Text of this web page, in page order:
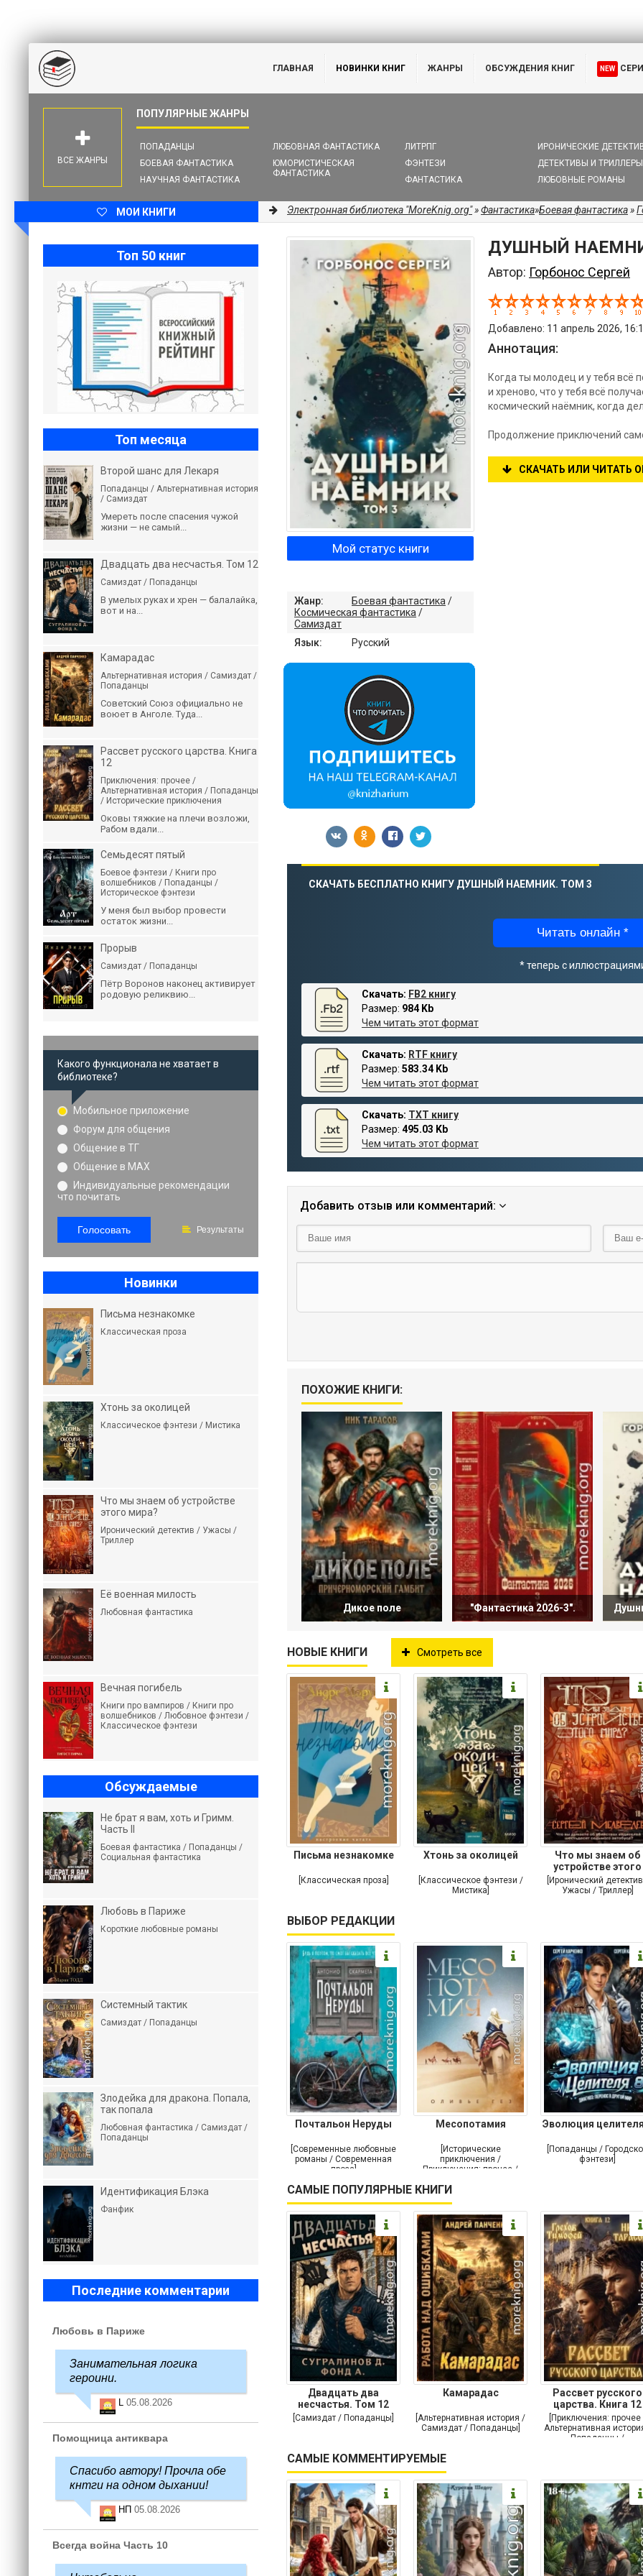
ГЛАВНАЯ НОВИНКИ КНИГ ЖАНРЫ ОБСУЖДЕНИЯ КНИГ NEW
ПОПАДАНЦЫ
БОЕВАЯ ФАНТАСТИКА
НАУЧНАЯ ФАНТАСТИКА
ЛЮБОВНАЯ ФАНТАСТИКА
ЮМОРИСТИЧЕСКАЯ
ФАНТАСТИКА
ЛИТРПГ
ФЭНТЕЗИ
ФАНТАСТИКА
ИРОНИЧЕСКИЕ
ДЕТЕКТИВЫ И ТРИЛЛЕРЫ
ЛЮБОВНЫЕ РОМАНЫ
ВСЕ ЖАНРЫ
МОИ КНИГИ Электронная библиотека "MoreKnig.org"»Фантастика»Боевая фантастика»
ДУШНЫЙ
Автор: Горбонос Сергей
Добавлено: 11 апрель 2026,
Аннотация:
Когда ты молодец и у тебя всё
и хреново, что у тебя всё
космический наёмник, когда
Продолжение приключений
СКАЧАТЬ ИЛИ ЧИТАТЬ
Мой статус книги
Жанр: Боевая фантастика/
Космическая фантастика/
Самиздат
Язык:
Русский
СКАЧАТЬ БЕСПЛАТНО КНИГУ ДУШНЫЙ НАЕМНИК. ТОМ 3
Читать онлайн *
* теперь с
Скачать: FB2 книгу
Размер: 984 Kb
Чем читать этот формат
Скачать: RTF книгу
Размер: 583.34 Kb
Чем читать этот формат
Скачать: TXT книгу
Размер: 495.03 Kb
Чем читать этот формат
Добавить отзыв или комментарий:
ПОХОЖИЕ КНИГИ:
Дикое поле "Фантастика 2026-3".
НОВЫЕ КНИГИ Смотреть все
Письма незнакомке
[Классическая проза]
Хтонь за околицей
[Классическое фэнтези /
Мистика]
Что мы знаем об
устройстве этого
мира?
[Иронический
Ужасы / Триллер]
ВЫБОР РЕДАКЦИИ
Почтальон Неруды
[Современные любовные
романы / Современная
проза]
Месопотамия
[Исторические
приключения /
Приключения: прочее /
Историческая проза]
Эволюция
[Попаданцы /
фэнтези]
САМЫЕ ПОПУЛЯРНЫЕ КНИГИ
Двадцать два
несчастья. Том 12
[Самиздат / Попаданцы]
Камарадас
[Альтернативная история /
Самиздат / Попаданцы]
Рассвет русского
царства. Книга 12
[Приключения: прочее
Альтернативная
Попаданцы /
САМЫЕ КОММЕНТИРУЕМЫЕ
Топ 50 книг
Топ месяца
Второй шанс для Лекаря
Попаданцы / Альтернативная история
/ Самиздат
Умереть после спасения чужой
жизни — не самый...
Двадцать два несчастья. Том 12
Самиздат / Попаданцы
В умелых руках и хрен — балалайка,
вот и на...
Камарадас
Альтернативная история / Самиздат /
Попаданцы
Советский Союз официально не
воюет в Анголе. Туда...
Рассвет русского царства. Книга
12
Приключения: прочее /
Альтернативная история / Попаданцы
/ Исторические приключения
Оковы тяжкие на плечи возложи,
Рабом вдали...
Семьдесят пятый
Боевое фэнтези / Книги про
волшебников / Попаданцы /
Историческое фэнтези
У меня был выбор провести
остаток жизни...
Прорыв
Самиздат / Попаданцы
Пётр Воронов наконец активирует
родовую реликвию...
Какого функционала не хватает в
библиотеке?
Мобильное приложение
Форум для общения
Общение в ТГ
Общение в MAX
Индивидуальные рекомендации
что почитать
Голосовать Результаты
Новинки
Письма незнакомке
Классическая проза
Хтонь за околицей
Классическое фэнтези / Мистика
Что мы знаем об устройстве
этого мира?
Иронический детектив / Ужасы /
Триллер
Её военная милость
Любовная фантастика
Вечная погибель
Книги про вампиров / Книги про
волшебников / Любовное фэнтези /
Классическое фэнтези
Обсуждаемые
Не брат я вам, хоть и Гримм.
Часть II
Боевая фантастика / Попаданцы /
Социальная фантастика
Любовь в Париже
Короткие любовные романы
Системный тактик
Самиздат / Попаданцы
Злодейка для дракона. Попала,
так попала
Любовная фантастика / Самиздат /
Попаданцы
Идентификация Блэка
Фанфик
Последние комментарии
Любовь в Париже
Занимательная логика
героини.
L 05.08.2026
Помощница антиквара
Спасибо автору! Прочла обе
кнтги на одном дыхании!
НП 05.08.2026
Всегда война Часть 10